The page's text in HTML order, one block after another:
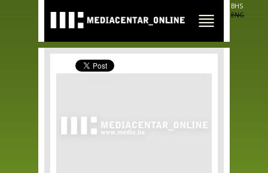
main
content
BHS
ENG